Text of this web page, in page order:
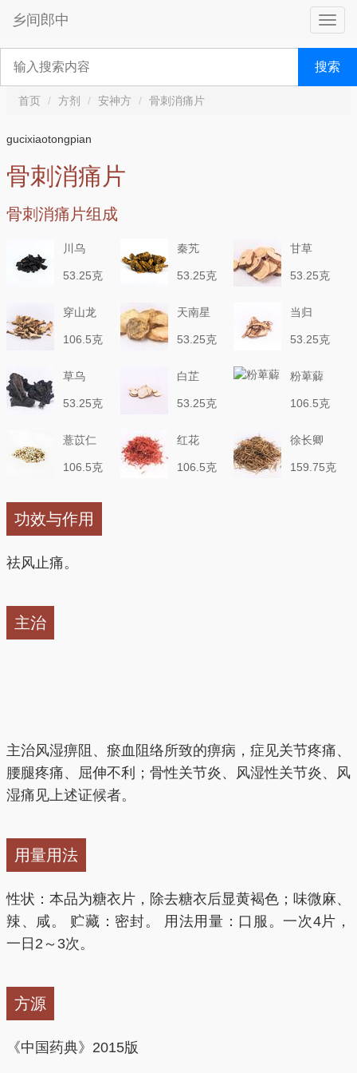
乡间郎中
搜索
首页 方剂 安神方 骨刺消痛片
gucixiaotongpian
骨刺消痛片
骨刺消痛片组成
川乌
53.25克
秦艽
53.25克
甘草
53.25克
穿山龙
106.5克
天南星
53.25克
当归
53.25克
草乌
53.25克
白芷
53.25克
粉萆薢
106.5克
薏苡仁
106.5克
红花
106.5克
徐长卿
159.75克
功效与作用
祛风止痛。
主治
主治风湿痹阻、瘀血阻络所致的痹病，症见关节疼痛、
腰腿疼痛、屈伸不利；骨性关节炎、风湿性关节炎、风
湿痛见上述证候者。
用量用法
性状：本品为糖衣片，除去糖衣后显黄褐色；味微麻、
辣、咸。 贮藏：密封。 用法用量：口服。一次4片，
一日2～3次。
方源
《中国药典》2015版